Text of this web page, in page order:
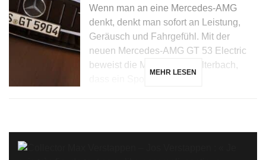
Wenn man an eine Mercedes-AMG
denkt, denkt man sofort an Leistung,
Geräusch und Fahrgefühl. Mit der
neuen Mercedes-AMG GT 53 Electric
beweist die Marke aus Affalterbach,
MEHR LESEN